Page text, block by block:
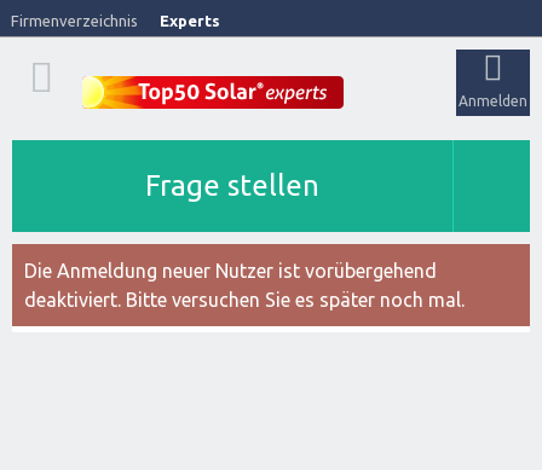
Firmenverzeichnis Experts
Anmelden
Frage stellen
Die Anmeldung neuer Nutzer ist vorübergehend
deaktiviert. Bitte versuchen Sie es später noch mal.